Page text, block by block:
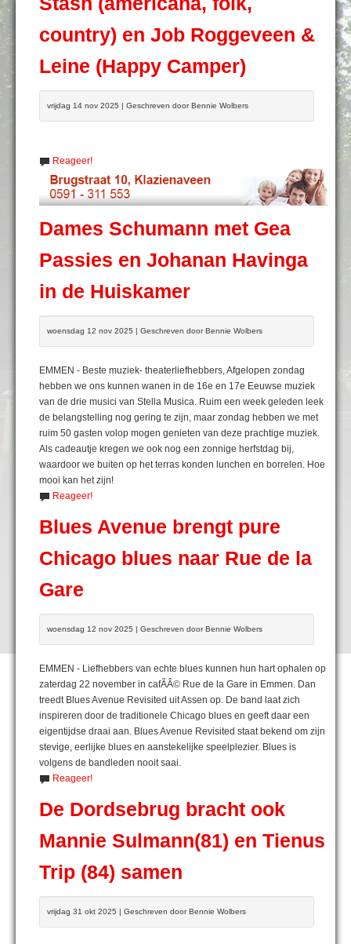
country) en Job Roggeveen &
Leine (Happy Camper)
vrijdag 14 nov 2025 | Geschreven door Bennie Wolbers
Reageer!
Dames Schumann met Gea
Passies en Johanan Havinga
in de Huiskamer
woensdag 12 nov 2025 | Geschreven door Bennie Wolbers
EMMEN - Beste muziek- theaterliefhebbers, Afgelopen zondag
hebben we ons kunnen wanen in de 16e en 17e Eeuwse muziek
van de drie musici van Stella Musica. Ruim een week geleden leek
de belangstelling nog gering te zijn, maar zondag hebben we met
ruim 50 gasten volop mogen genieten van deze prachtige muziek.
Als cadeautje kregen we ook nog een zonnige herfstdag bij,
waardoor we buiten op het terras konden lunchen en borrelen. Hoe
mooi kan het zijn!
Reageer!
Blues Avenue brengt pure
Chicago blues naar Rue de la
Gare
woensdag 12 nov 2025 | Geschreven door Bennie Wolbers
EMMEN - Liefhebbers van echte blues kunnen hun hart ophalen op
zaterdag 22 november in cafÃÂ© Rue de la Gare in Emmen. Dan
treedt Blues Avenue Revisited uit Assen op. De band laat zich
inspireren door de traditionele Chicago blues en geeft daar een
eigentijdse draai aan. Blues Avenue Revisited staat bekend om zijn
stevige, eerlijke blues en aanstekelijke speelplezier. Blues is
volgens de bandleden nooit saai.
Reageer!
De Dordsebrug bracht ook
Mannie Sulmann(81) en Tienus
Trip (84) samen
vrijdag 31 okt 2025 | Geschreven door Bennie Wolbers